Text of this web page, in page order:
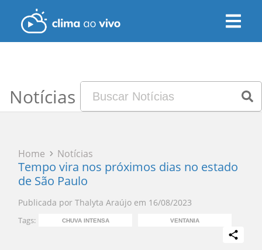
Notícias
Home Notícias
Tempo vira nos próximos dias no estado
de São Paulo
Publicada por Thalyta Araújo em 16/08/2023
Tags: CHUVA INTENSA VENTANIA